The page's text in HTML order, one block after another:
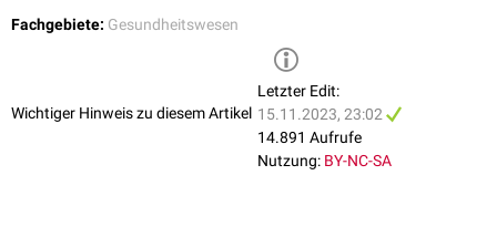
Fachgebiete: Gesundheitswesen
Wichtiger Hinweis zu diesem Artikel
Letzter Edit:
15.11.2023, 23:02
14.891 Aufrufe
Nutzung: BY-NC-SA